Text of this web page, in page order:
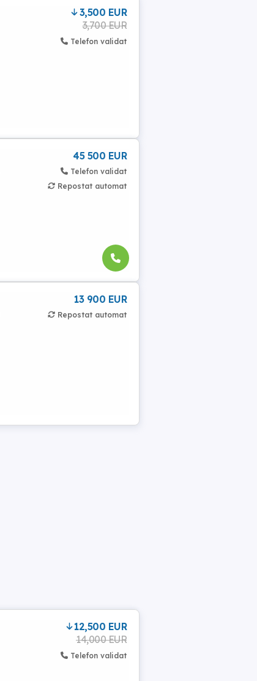
3,500 EUR
3,700 EUR
Telefon validat
45 500 EUR
Telefon validat
Repostat automat
13 900 EUR
Repostat automat
12,500 EUR
14,000 EUR
Telefon validat